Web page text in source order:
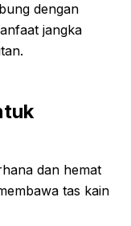
dengan
jangka
dan hemat
tas kain